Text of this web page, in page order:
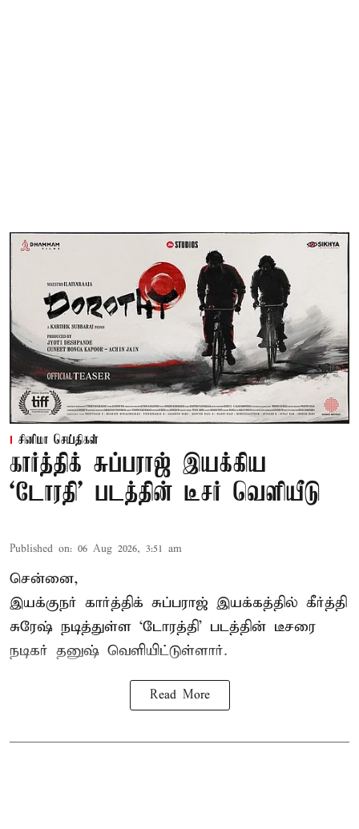
சினிமா செய்திகள்
கார்த்திக் சுப்பராஜ் இயக்கிய
`டோரதி' படத்தின் டீசர் வெளியீடு
Published on: 06 Aug 2026, 3:51 am
சென்னை,
இயக்குநர் கார்த்திக் சுப்பராஜ் இயக்கத்தில் கீர்த்தி
சுரேஷ் நடித்துள்ள `டோரத்தி' படத்தின் டீசரை
நடிகர் தனுஷ் வெளியிட்டுள்ளார்.
Read More